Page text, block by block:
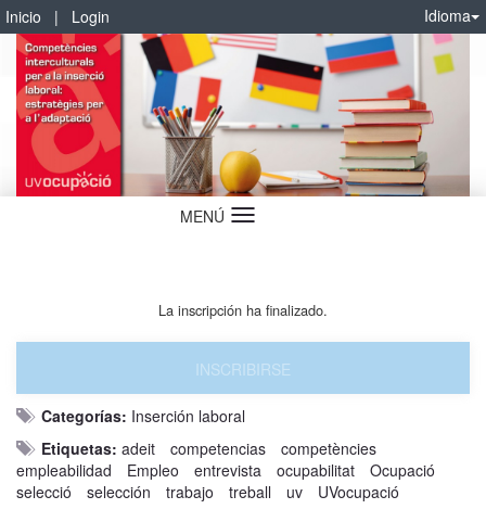
Inicio | Login Idioma
MENÚ Idioma
La inscripción ha finalizado.
INSCRIBIRSE
Categorías: Inserción laboral
Etiquetas: adeit competencias
competències
empleabilidad
Empleo entrevista ocupabilitat
Ocupació
selecció
selección trabajo treball uv UVocupació